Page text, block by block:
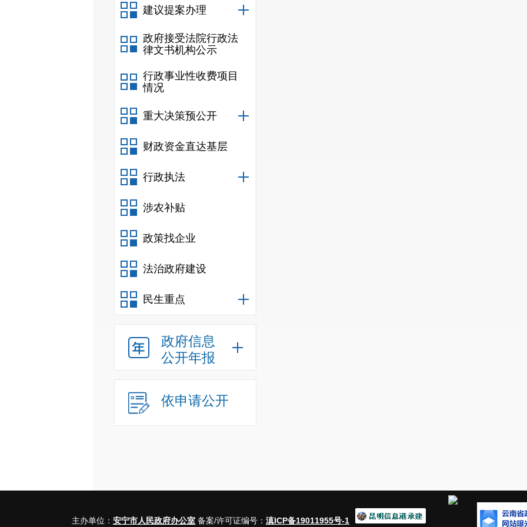
建议提案办理
政府接受法院行政法
律文书机构公示
行政事业性收费项目
情况
重大决策预公开
财政资金直达基层
行政执法
涉农补贴
政策找企业
法治政府建设
民生重点
政府信息
公开年报
依申请公开
愿服务事业，把普法志愿者队伍纳入志愿服务行业组织，培
员、老干部、老模范、老军人、老教师等开展普法志愿服务
主办单位： 安宁市人民政府办公室 备案/许可证编号： 滇ICP备19011955号-1